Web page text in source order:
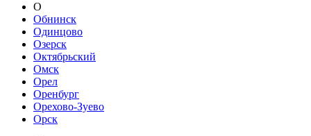
О
Обнинск
Одинцово
Озерск
Октябрьский
Омск
Орел
Оренбург
Орехово-Зуево
Орск